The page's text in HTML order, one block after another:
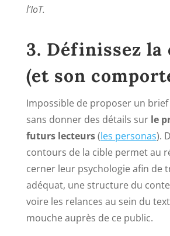
l’IoT.
3. Définissez la
(et son
Impossible de proposer un
sans donner des détails sur le
futurs lecteurs(les personas).
contours de la cible permet au
cerner leur psychologie afin de
adéquat, une structure du
voire les relances au sein du
mouche auprès de ce public.